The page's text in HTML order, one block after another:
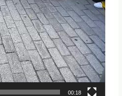
00:18